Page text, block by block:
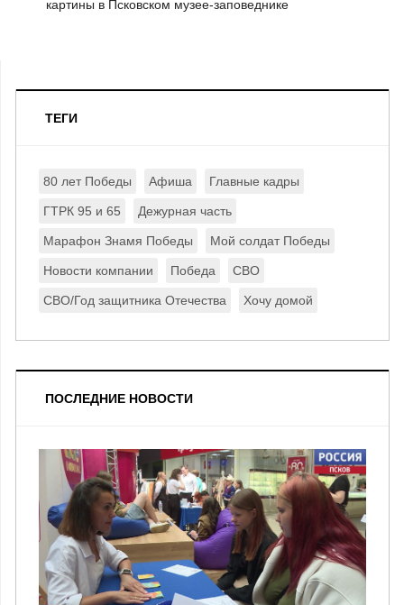
картины в Псковском музее-заповеднике
ТЕГИ
80 лет Победы Афиша Главные кадры
ГТРК 95 и 65 Дежурная часть
Марафон Знамя Победы Мой солдат Победы
Новости компании Победа СВО
СВО/Год защитника Отечества Хочу домой
ПОСЛЕДНИЕ НОВОСТИ